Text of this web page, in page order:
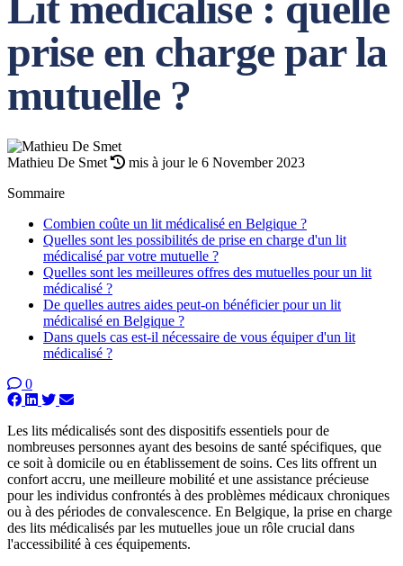
prise en charge par la
mutuelle ?
Mathieu De Smet
mis à jour le 6 November 2023
Sommaire
Combien coûte un lit médicalisé en Belgique ?
Quelles sont les possibilités de prise en charge d'un lit
médicalisé par votre mutuelle ?
Quelles sont les meilleures offres des mutuelles pour un lit
médicalisé ?
De quelles autres aides peut-on bénéficier pour un lit
médicalisé en Belgique ?
Dans quels cas est-il nécessaire de vous équiper d'un lit
médicalisé ?
0
Les lits médicalisés sont des dispositifs essentiels pour de
nombreuses personnes ayant des besoins de santé spécifiques, que
ce soit à domicile ou en établissement de soins. Ces lits offrent un
confort accru, une meilleure mobilité et une assistance précieuse
pour les individus confrontés à des problèmes médicaux chroniques
ou à des périodes de convalescence. En Belgique, la prise en charge
des lits médicalisés par les mutuelles joue un rôle crucial dans
l'accessibilité à ces équipements.